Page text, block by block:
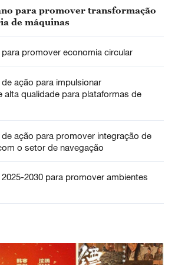
para promover transformação
de máquinas
promover economia circular
ação para impulsionar
alta qualidade para plataformas de
ação para promover integração de
o setor de navegação
2030 para promover ambientes